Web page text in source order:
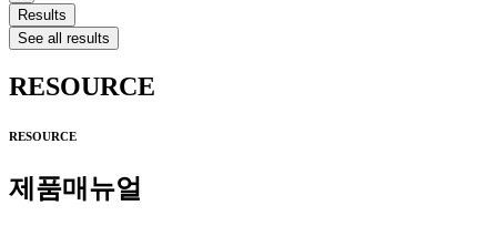
Results
See all results
RESOURCE
RESOURCE
제품매뉴얼